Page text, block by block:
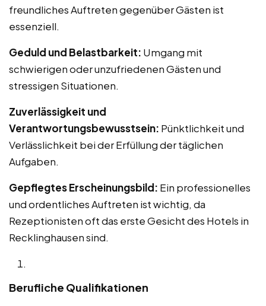
freundliches Auftreten gegenüber Gästen ist
essenziell.
Geduld und Belastbarkeit: Umgang mit
schwierigen oder unzufriedenen Gästen und
stressigen Situationen.
Zuverlässigkeit und
Verantwortungsbewusstsein: Pünktlichkeit und
Verlässlichkeit bei der Erfüllung der täglichen
Aufgaben.
Gepflegtes Erscheinungsbild: Ein professionelles
und ordentliches Auftreten ist wichtig, da
Rezeptionisten oft das erste Gesicht des Hotels in
Recklinghausen sind.
Berufliche Qualifikationen